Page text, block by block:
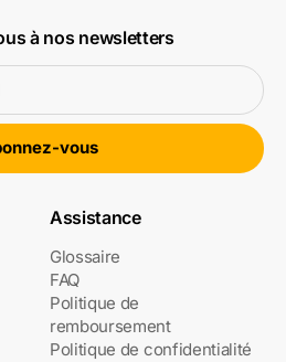
à nos newsletters
vous
Assistance
Glossaire
FAQ
Politique de
remboursement
Politique de confidentialité